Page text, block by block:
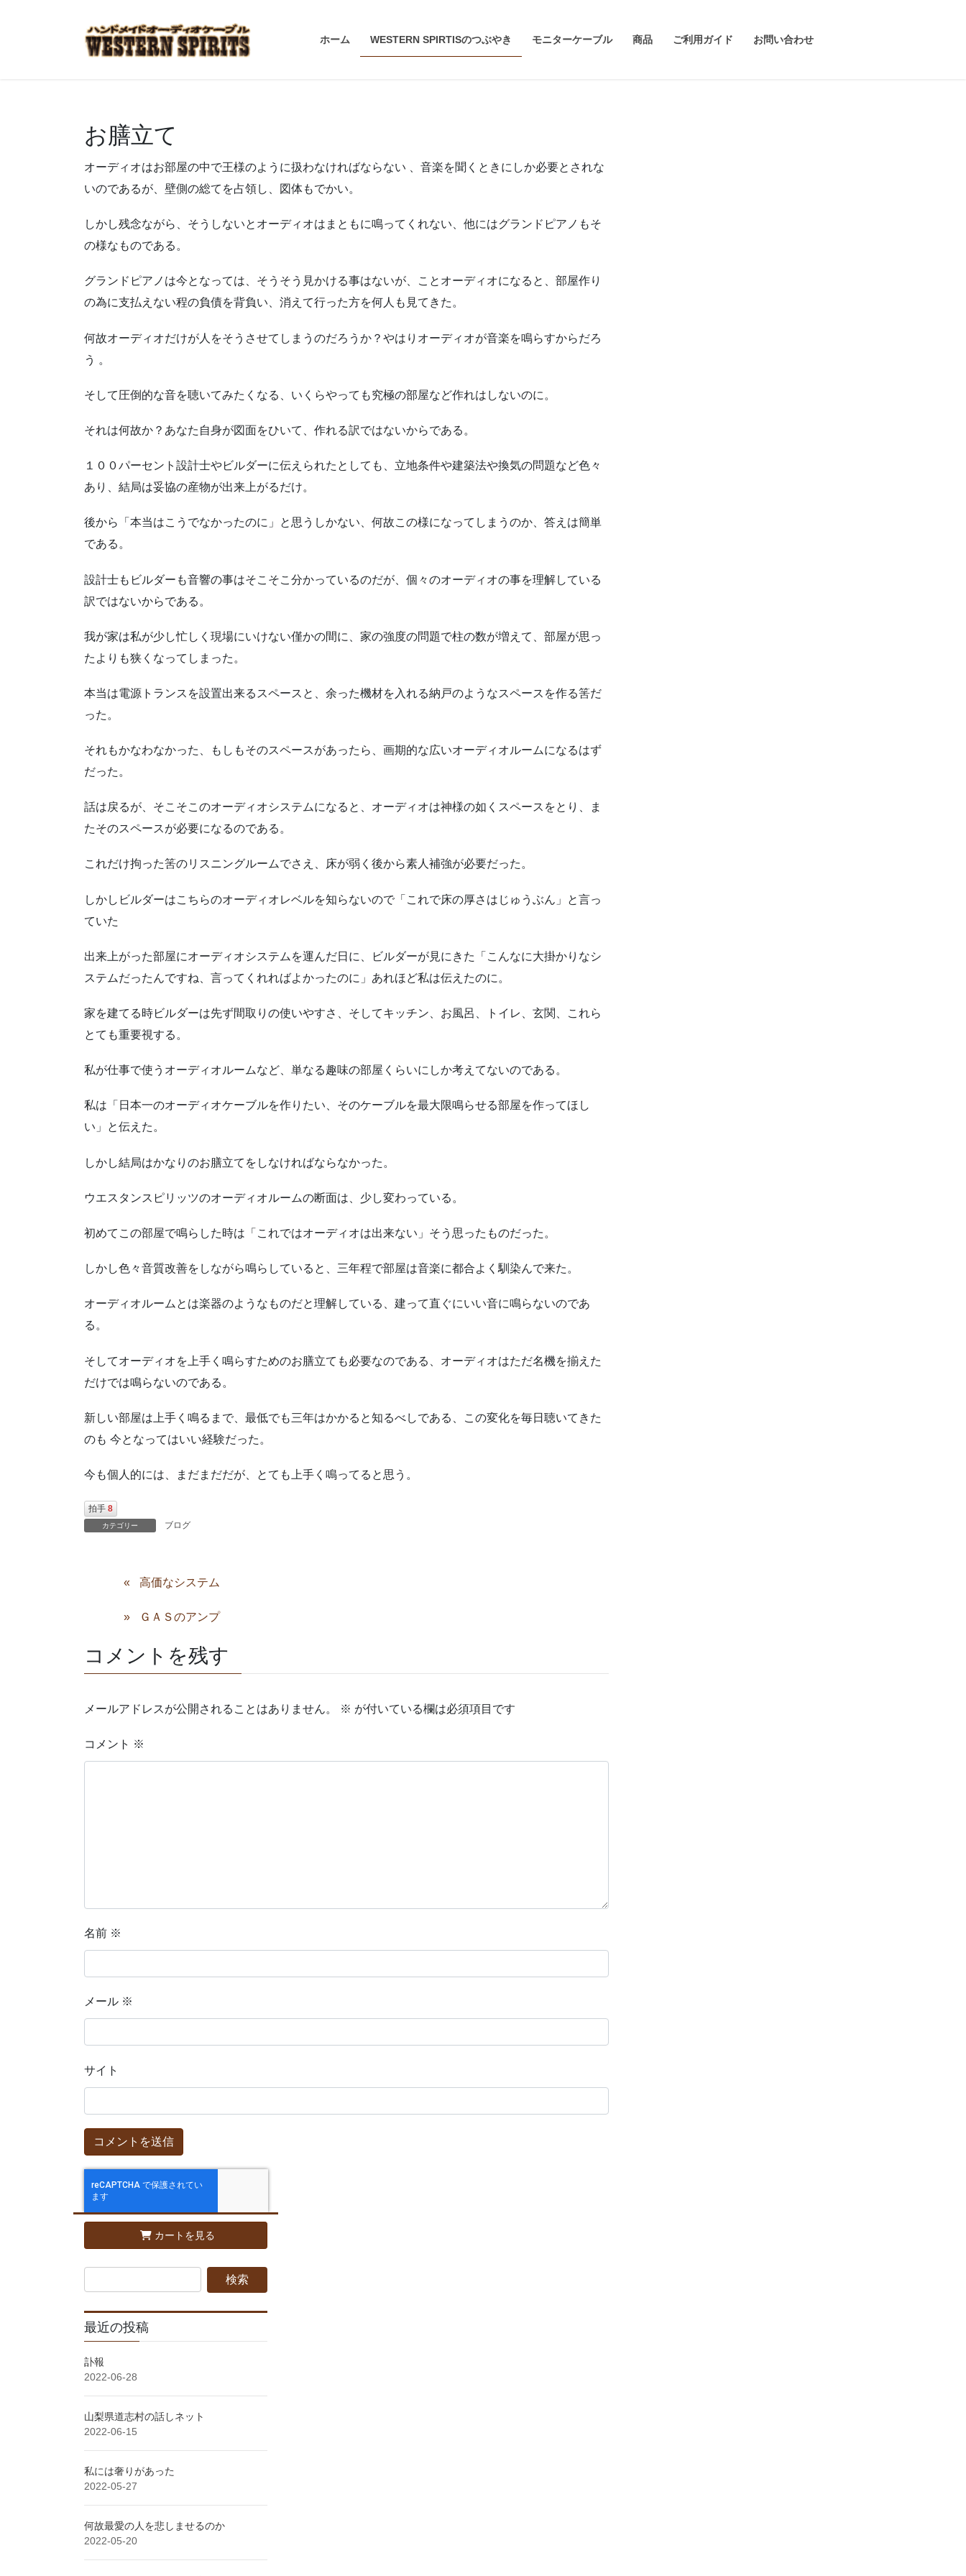
ホーム WESTERN SPIRTISのつぶやき モニターケーブル 商品 ご利用ガイド お問い合わせ
お膳立て
オーディオはお部屋の中で王様のように扱わなければならない 、音楽を聞くときにしか必要とされな
いのであるが、壁側の総てを占領し、図体もでかい。
しかし残念ながら、そうしないとオーディオはまともに鳴ってくれない、他にはグランドピアノもそ
の様なものである。
グランドピアノは今となっては、そうそう見かける事はないが、ことオーディオになると、部屋作り
の為に支払えない程の負債を背負い、消えて行った方を何人も見てきた。
何故オーディオだけが人をそうさせてしまうのだろうか？やはりオーディオが音楽を鳴らすからだろ
う 。
そして圧倒的な音を聴いてみたくなる、いくらやっても究極の部屋など作れはしないのに。
それは何故か？あなた自身が図面をひいて、作れる訳ではないからである。
１００パーセント設計士やビルダーに伝えられたとしても、立地条件や建築法や換気の問題など色々
あり、結局は妥協の産物が出来上がるだけ。
後から「本当はこうでなかったのに」と思うしかない、何故この様になってしまうのか、答えは簡単
である。
設計士もビルダーも音響の事はそこそこ分かっているのだが、個々のオーディオの事を理解している
訳ではないからである。
我が家は私が少し忙しく現場にいけない僅かの間に、家の強度の問題で柱の数が増えて、部屋が思っ
たよりも狭くなってしまった。
本当は電源トランスを設置出来るスペースと、余った機材を入れる納戸のようなスペースを作る筈だ
った。
それもかなわなかった、もしもそのスペースがあったら、画期的な広いオーディオルームになるはず
だった。
話は戻るが、そこそこのオーディオシステムになると、オーディオは神様の如くスペースをとり、ま
たそのスペースが必要になるのである。
これだけ拘った筈のリスニングルームでさえ、床が弱く後から素人補強が必要だった。
しかしビルダーはこちらのオーディオレベルを知らないので「これで床の厚さはじゅうぶん」と言っ
ていた
出来上がった部屋にオーディオシステムを運んだ日に、ビルダーが見にきた「こんなに大掛かりなシ
ステムだったんですね、言ってくれればよかったのに」あれほど私は伝えたのに。
家を建てる時ビルダーは先ず間取りの使いやすさ、そしてキッチン、お風呂、トイレ、玄関、これら
とても重要視する。
私が仕事で使うオーディオルームなど、単なる趣味の部屋くらいにしか考えてないのである。
私は「日本一のオーディオケーブルを作りたい、そのケーブルを最大限鳴らせる部屋を作ってほし
い」と伝えた。
しかし結局はかなりのお膳立てをしなければならなかった。
ウエスタンスピリッツのオーディオルームの断面は、少し変わっている。
初めてこの部屋で鳴らした時は「これではオーディオは出来ない」そう思ったものだった。
しかし色々音質改善をしながら鳴らしていると、三年程で部屋は音楽に都合よく馴染んで来た。
オーディオルームとは楽器のようなものだと理解している、建って直ぐにいい音に鳴らないのであ
る。
そしてオーディオを上手く鳴らすためのお膳立ても必要なのである、オーディオはただ名機を揃えた
だけでは鳴らないのである。
新しい部屋は上手く鳴るまで、最低でも三年はかかると知るべしである、この変化を毎日聴いてきた
のも 今となってはいい経験だった。
今も個人的には、まだまだだが、とても上手く鳴ってると思う。
拍手 8
カテゴリー ブログ
高価なシステム
ＧＡＳのアンプ
コメントを残す
メールアドレスが公開されることはありません。 ※ が付いている欄は必須項目です
コメント ※
名前 ※
メール ※
サイト
カートを見る
最近の投稿
訃報
2022-06-28
山梨県道志村の話しネット
2022-06-15
私には奢りがあった
2022-05-27
何故最愛の人を悲しませるのか
2022-05-20